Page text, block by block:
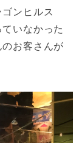
ンヒルス
いなかった
お客さんが